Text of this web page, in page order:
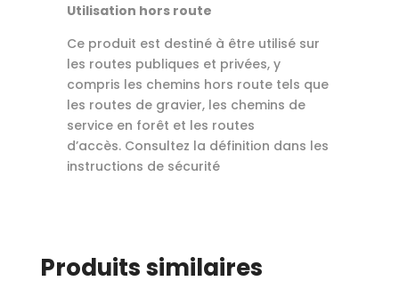
Utilisation hors route
Ce produit est destiné à être utilisé sur
les routes publiques et privées, y
compris les chemins hors route tels que
les routes de gravier, les chemins de
service en forêt et les routes
d’accès. Consultez la définition dans les
instructions de sécurité
Produits similaires